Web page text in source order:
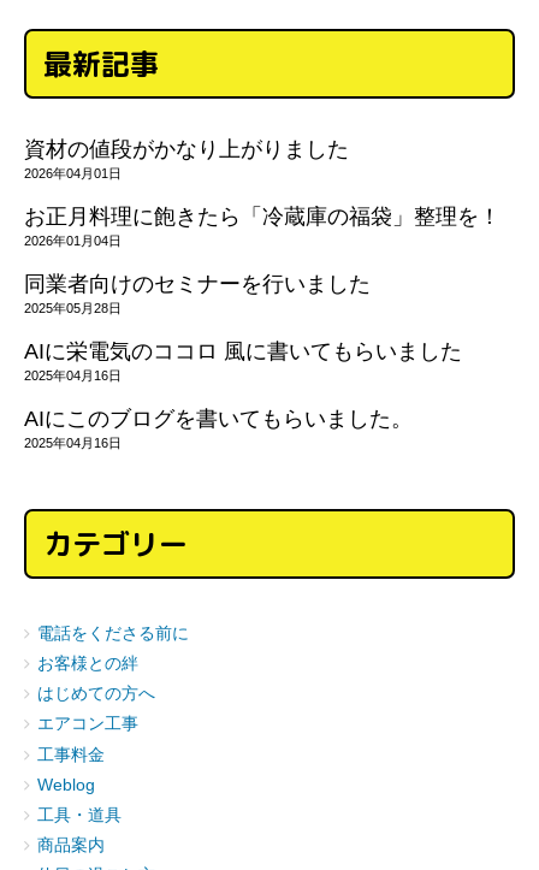
最新記事
資材の値段がかなり上がりました
2026年04月01日
お正月料理に飽きたら「冷蔵庫の福袋」整理を！
2026年01月04日
同業者向けのセミナーを行いました
2025年05月28日
AIに栄電気のココロ 風に書いてもらいました
2025年04月16日
AIにこのブログを書いてもらいました。
2025年04月16日
カテゴリー
電話をくださる前に
お客様との絆
はじめての方へ
エアコン工事
工事料金
Weblog
工具・道具
商品案内